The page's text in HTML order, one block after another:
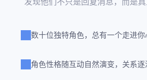
数十位独特角色，总有一个走进你
角色性格随互动自然演变，关系逐